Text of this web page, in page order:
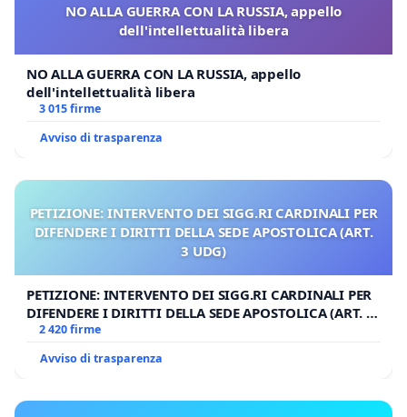
NO ALLA GUERRA CON LA RUSSIA, appello
dell'intellettualità libera
NO ALLA GUERRA CON LA RUSSIA, appello
dell'intellettualità libera
3 015 firme
Avviso di trasparenza
PETIZIONE: INTERVENTO DEI SIGG.RI CARDINALI PER
DIFENDERE I DIRITTI DELLA SEDE APOSTOLICA (ART.
3 UDG)
PETIZIONE: INTERVENTO DEI SIGG.RI CARDINALI PER
DIFENDERE I DIRITTI DELLA SEDE APOSTOLICA (ART. 3
UDG)
2 420 firme
Avviso di trasparenza